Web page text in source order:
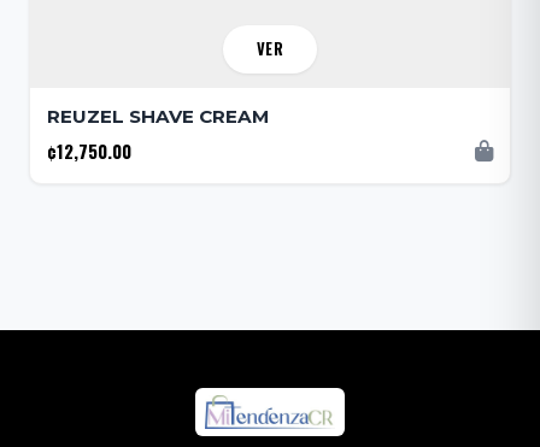
VER
REUZEL SHAVE CREAM
¢12,750.00